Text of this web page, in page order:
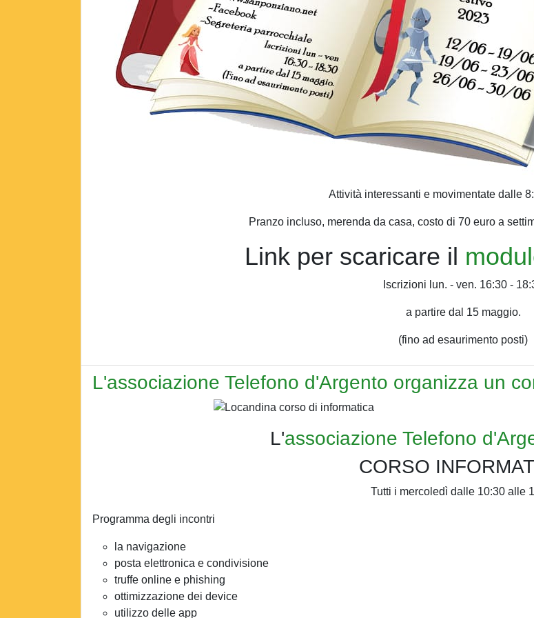
Attività interessanti e movimentate dalle
Pranzo incluso, merenda da casa, costo di 70 euro a
Link per scaricare il
Iscrizioni lun. - ven. 16:30 -
a partire dal 15 maggio.
(fino ad esaurimento posti)
L'associazione Telefono d'Argento organizza un
L'associazione Telefono
CORSO
Tutti i mercoledì dalle 10:30 alle
Programma degli incontri
la navigazione
posta elettronica e condivisione
truffe online e phishing
ottimizzazione dei device
utilizzo delle app